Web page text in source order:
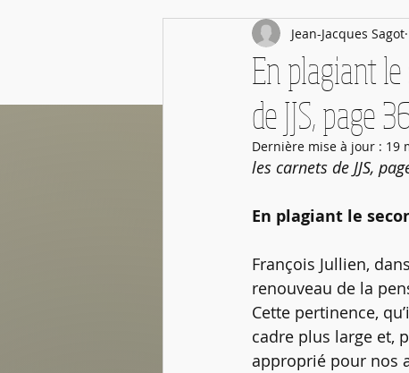
Rentrée de Septembre
En plagiant
de JJS, page
Jean-Jacques Sagot
Dernière mise à jour : 19
les carnets de JJS,
En plagiant le
François Jullien,
renouveau de la
Cette pertinence,
cadre plus large et,
approprié pour nos